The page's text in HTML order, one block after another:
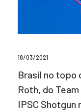
18/03/2021
Brasil no
Roth, do
IPSC Shotgun